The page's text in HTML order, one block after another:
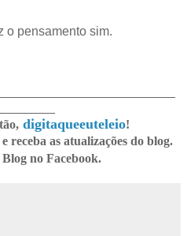
o pensamento sim.
digitaqueeuteleio!
e receba as atualizações do blog.
no Facebook.